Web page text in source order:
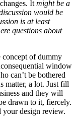
It might be a
would be
is at least
questions about
concept of dummy
window
can’t be bothered
matter, a lot. Just fill
and they will
drawn to it, fiercely.
design review.